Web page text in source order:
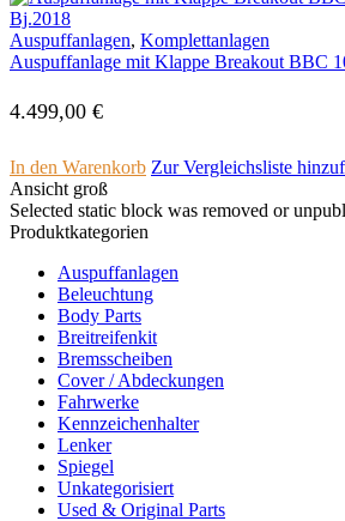
Auspuffanlagen, Komplettanlagen
Auspuffanlage mit Klappe Breakout BBC
4.499,00 €
In den Warenkorb Zur Vergleichsliste
Ansicht groß
Selected static block was removed or
Produktkategorien
Auspuffanlagen
Beleuchtung
Body Parts
Breitreifenkit
Bremsscheiben
Cover /­ ­Abdeckungen
Fahrwerke
Kennzeichenhalter
Lenker
Spiegel
Unkategorisiert
Used & Original Parts